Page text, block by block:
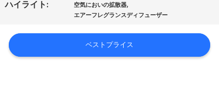
達
に
ハイライト: 空気においの拡散器,
エアーフレグランスディフューザー
ベストプライス